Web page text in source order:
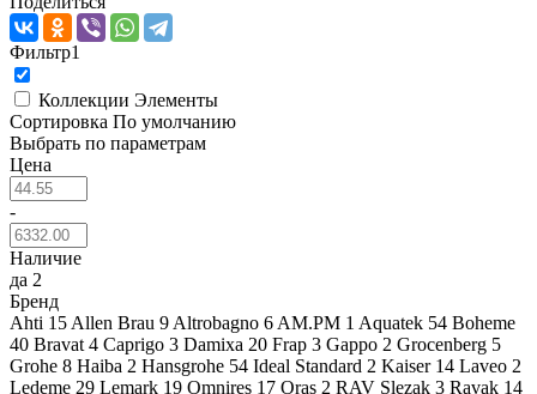
Фильтр1
Коллекции Элементы
Сортировка По умолчанию
Выбрать по параметрам
Цена
-
Наличие
да 2
Бренд
Ahti 15 Allen Brau 9 Altrobagno 6 AM.PM 1 Aquatek 54 Boheme
40 Bravat 4 Caprigo 3 Damixa 20 Frap 3 Gappo 2 Grocenberg 5
Grohe 8 Haiba 2 Hansgrohe 54 Ideal Standard 2 Kaiser 14 Laveo 2
Ledeme 29 Lemark 19 Omnires 17 Oras 2 RAV Slezak 3 Ravak 14